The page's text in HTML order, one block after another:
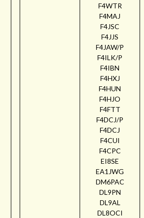
F4WTR
F4MAJ
F4JSC
F4JJS
F4JAW/P
F4ILK/P
F4IBN
F4HXJ
F4HUN
F4HJO
F4FTT
F4DCJ/P
F4DCJ
F4CUI
F4CPC
EI8SE
EA1JWG
DM6PAC
DL9PN
DL9AL
DL8OCI